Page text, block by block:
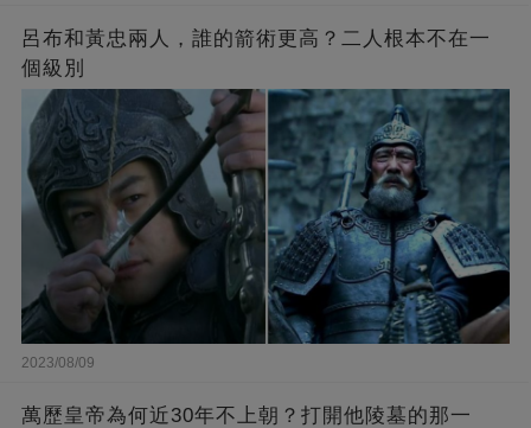
呂布和黃忠兩人，誰的箭術更高？二人根本不在一
個級別
2023/08/09
萬歷皇帝為何近30年不上朝？打開他陵墓的那一